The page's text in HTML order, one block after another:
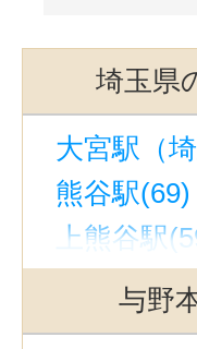
埼玉県
大宮駅（
熊谷駅(69)
上熊谷駅
西川口駅
戸田公園
与野